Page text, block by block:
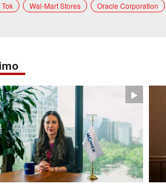
Wal-Mart Stores Oracle Corporation